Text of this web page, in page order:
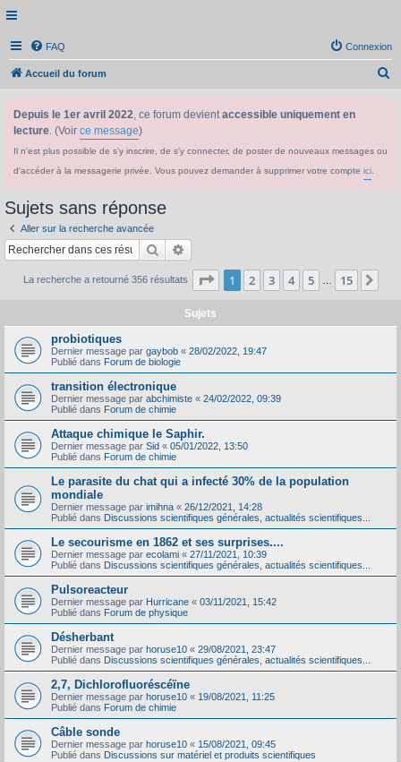
FAQ Connexion
Accueil du forum
Depuis le 1er avril 2022, ce forum devientaccessible uniquement en
lecture. (Voir ce message)
Il n'est plus possible de s'y inscrire, de s'y connecter, de poster de nouveaux messages ou
d'accéder à la messagerie privée. Vous pouvez demander à supprimer votre compte ici
Sujets sans réponse
Aller sur la recherche avancée
Rechercher
La recherche a retourné 356 résultats Page 1sur15
1 2 3 4 5 15
Sujets
probiotiques
Dernier message par gaybob « 28/02/2022, 19:47
Publié dans Forum de biologie
transition électronique
Dernier message par abchimiste « 24/02/2022, 09:39
Publié dans Forum de chimie
Attaque chimique le Saphir.
Dernier message par Sid « 05/01/2022, 13:50
Publié dans Forum de chimie
Le parasite du chat qui a infecté 30% de la population
mondiale
Dernier message par imihna « 26/12/2021, 14:28
Publié dans Discussions scientifiques générales, actualités scientifiques...
Le secourisme en 1862 et ses surprises....
Dernier message par ecolami « 27/11/2021, 10:39
Publié dans Discussions scientifiques générales, actualités scientifiques...
Pulsoreacteur
Dernier message par Hurricane « 03/11/2021, 15:42
Publié dans Forum de physique
Désherbant
Dernier message par horuse10 « 29/08/2021, 23:47
Publié dans Discussions scientifiques générales, actualités scientifiques...
2,7, Dichlorofluoréscéïne
Dernier message par horuse10 « 19/08/2021, 11:25
Publié dans Forum de chimie
Câble sonde
Dernier message par horuse10 « 15/08/2021, 09:45
Publié dans Discussions sur matériel et produits scientifiques